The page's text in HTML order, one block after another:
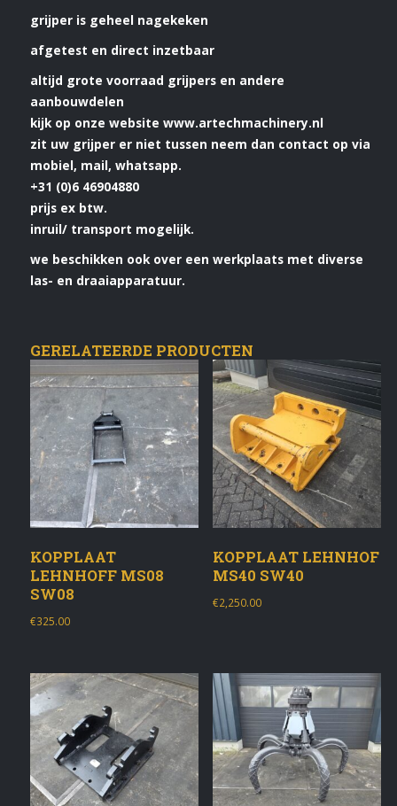
grijper is geheel nagekeken
afgetest en direct inzetbaar
altijd grote voorraad grijpers en andere
aanbouwdelen
kijk op onze website www.artechmachinery.nl
zit uw grijper er niet tussen neem dan contact op via
mobiel, mail, whatsapp.
+31 (0)6 46904880
prijs ex btw.
inruil/ transport mogelijk.
we beschikken ook over een werkplaats met diverse
las- en draaiapparatuur.
GERELATEERDE PRODUCTEN
KOPPLAAT
LEHNHOFF MS08
SW08
€325.00
KOPPLAAT LEHNHOF
MS40 SW40
€2,250.00